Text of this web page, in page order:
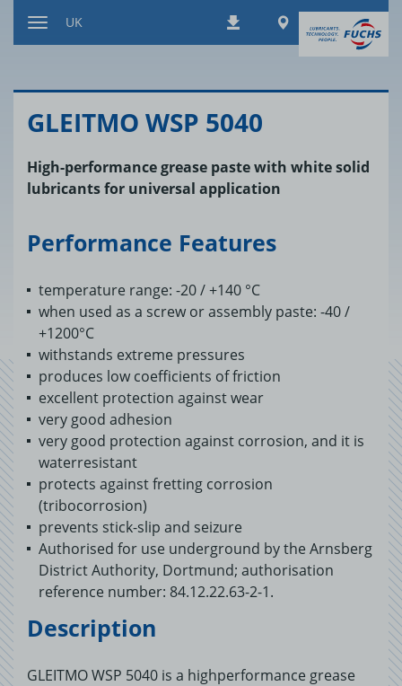
Завантаження
Worldwide
UK
GLEITMO WSP 5040
High-performance grease paste with white solid
lubricants for universal application
Performance Features
temperature range: -20 / +140 °C
when used as a screw or assembly paste: -40 /
+1200°C
withstands extreme pressures
produces low coefficients of friction
excellent protection against wear
very good adhesion
very good protection against corrosion, and it is
waterresistant
protects against fretting corrosion
(tribocorrosion)
prevents stick-slip and seizure
Authorised for use underground by the Arnsberg
District Authority, Dortmund; authorisation
reference number: 84.12.22.63-2-1.
Description
GLEITMO WSP 5040 is a highperformance grease